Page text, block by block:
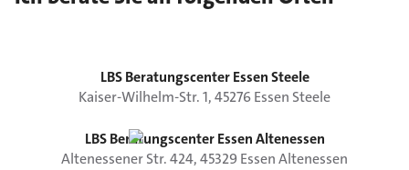
LBS Beratungscenter Essen Steele
Kaiser-Wilhelm-Str.1,45276Essen Steele
LBS Beratungscenter Essen Altenessen
Altenessener Str.424,45329 EssenAltenessen